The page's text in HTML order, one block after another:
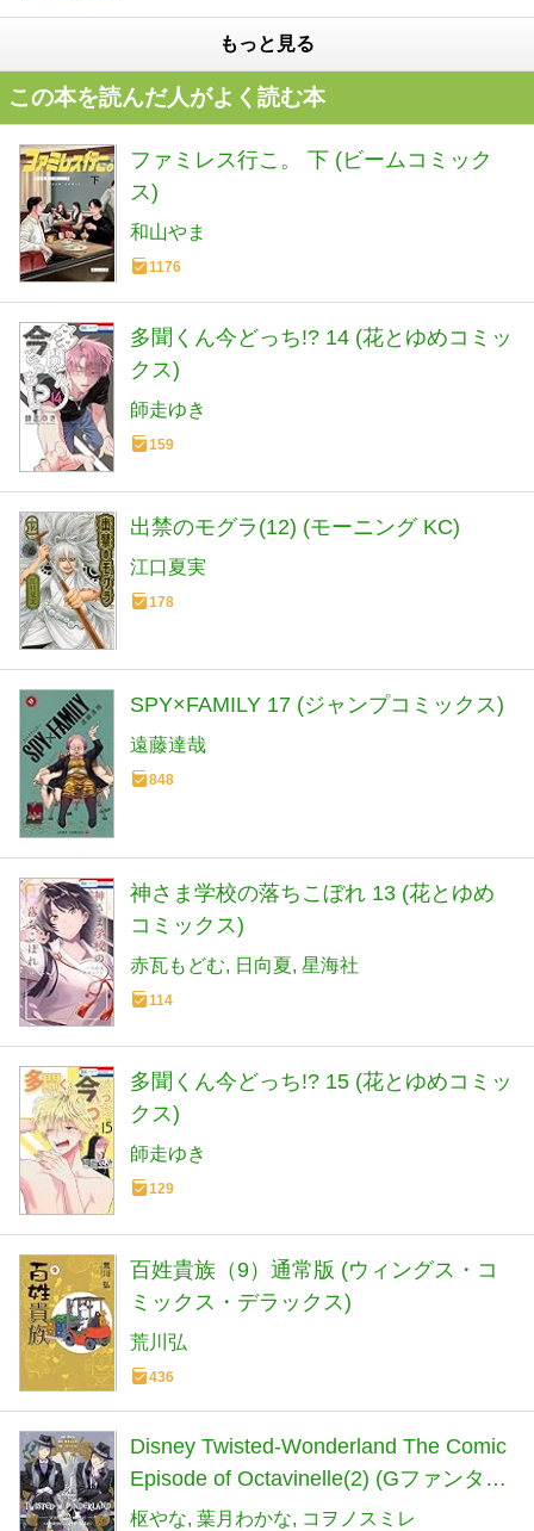
もっと見る
この本を読んだ人がよく読む本
ファミレス行こ。 下 (ビームコミック
ス)
和山やま
1176
多聞くん今どっち!? 14 (花とゆめコミッ
クス)
師走ゆき
159
出禁のモグラ(12) (モーニング KC)
江口夏実
178
SPY×FAMILY 17 (ジャンプコミックス)
遠藤達哉
848
神さま学校の落ちこぼれ 13 (花とゆめ
コミックス)
赤瓦もどむ 日向夏 星海社
114
多聞くん今どっち!? 15 (花とゆめコミッ
クス)
師走ゆき
129
百姓貴族（9）通常版 (ウィングス・コ
ミックス・デラックス)
荒川弘
436
Disney Twisted-Wonderland The Comic
Episode of Octavinelle(2) (Gファンタジ
ーコミックス)
枢やな 葉月わかな コヲノスミレ